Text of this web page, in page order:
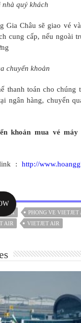
nhà quý khách
Gia Châu sẽ giao vé
cung cấp, nếu ngoài
chuyển khoản
thanh toán cho chúng
ngân hàng, chuyển
khoản mua vé
: http://
AIR PHONG VE VIETJET
AIR
VIETJET AIR